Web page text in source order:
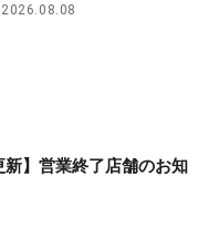
2026.08.08
新】営業終了店舗のお知